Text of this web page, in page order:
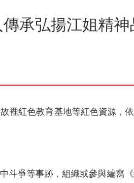
承弘揚江姐精神
紅色教育基地等紅色資源，依
斗爭等事跡，組織或參與編寫